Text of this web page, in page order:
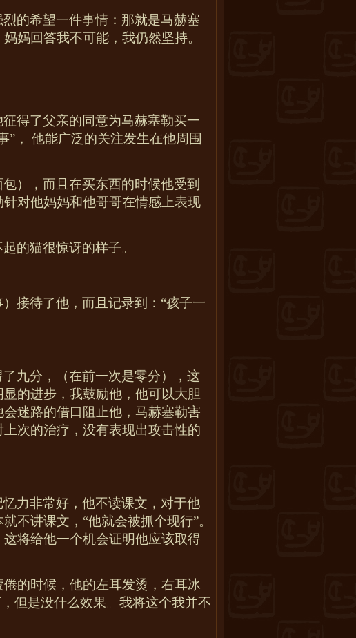
的希望一件事情：那就是马赫塞
妈回答我不可能，我仍然坚持。
得了父亲的同意为马赫塞勒买一
”，
他能广泛的关注发生在他周围
），而且在买东西的时候他受到
对他妈妈和他哥哥在情感上表现
的猫很惊讶的样子。
接待了他，而且记录到：“孩子一
九分，（在前一次是零分），这
的进步，我鼓励他，他可以大胆
迷路的借口阻止他，马赫塞勒害
次的治疗，没有表现出攻击性的
力非常好，他不读课文，对于他
不讲课文，“他就会被抓个现行”。
将给他一个机会证明他应该取得
的时候，他的左耳发烫，右耳冰
但是没什么效果。我将这个我并不